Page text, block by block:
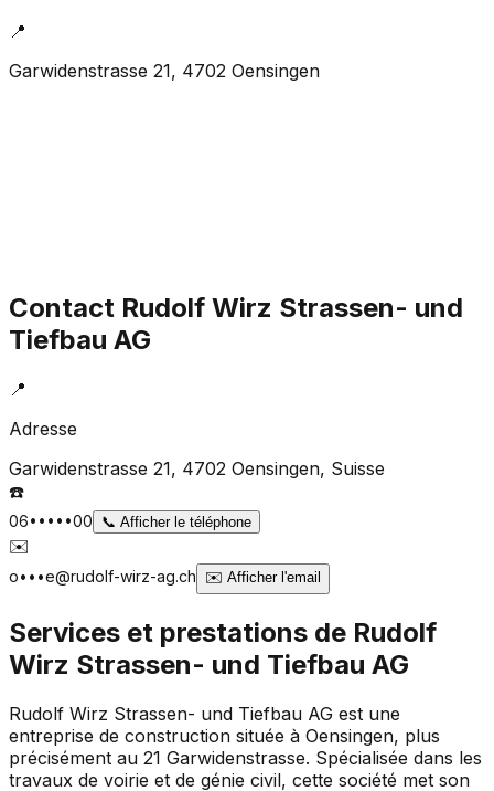
📍
Garwidenstrasse 21, 4702 Oensingen
Contact Rudolf Wirz Strassen- und
Tiefbau AG
📍
Adresse
Garwidenstrasse 21, 4702 Oensingen, Suisse
☎️
06•••••00 📞 Afficher le téléphone
✉️
o•••e@rudolf-wirz-ag.ch ✉️ Afficher l'email
Services et prestations de Rudolf
Wirz Strassen- und Tiefbau AG
Rudolf Wirz Strassen- und Tiefbau AG est une
entreprise de construction située à Oensingen, plus
précisément au 21 Garwidenstrasse. Spécialisée dans les
travaux de voirie et de génie civil, cette société met son